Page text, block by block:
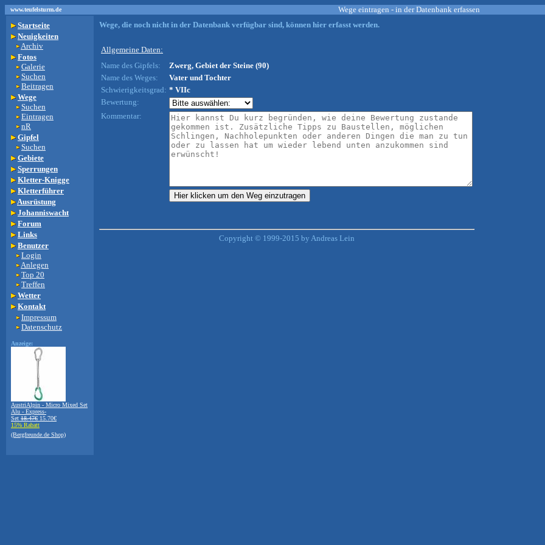
www.teufelsturm.de Wege eintragen - in der Datenbank erfassen
Startseite
Neuigkeiten
Archiv
Fotos
Galerie
Suchen
Beitragen
Wege
Suchen
Eintragen
nR
Gipfel
Suchen
Gebiete
Sperrungen
Kletter-Knigge
Kletterführer
Ausrüstung
Johanniswacht
Forum
Links
Benutzer
Login
Anlegen
Top 20
Treffen
Wetter
Kontakt
Impressum
Datenschutz
Anzeige:
AustriAlpin - Micro Mixed Set
Alu - Express-
Set 18.47€ 15.70€
15% Rabatt
(Bergfreunde.de Shop)
Wege, die noch nicht in der Datenbank verfügbar sind, können hier erfasst werden.
Allgemeine Daten:
Name des Gipfels:
Zwerg, Gebiet der Steine (90)
Name des Weges:
Vater und Tochter
Schwierigkeitsgrad: * VIIc
Bewertung:
Kommentar:
Copyright © 1999-2015 by Andreas Lein